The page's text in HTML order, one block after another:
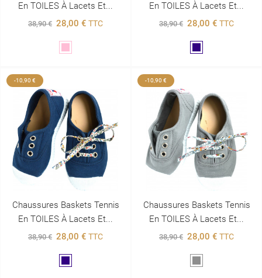
En TOILES À Lacets Et...
38,90 € 28,00 € TTC
En TOILES À Lacets Et...
38,90 € 28,00 € TTC
-10,90 €
Chaussures Baskets Tennis
En TOILES À Lacets Et...
38,90 € 28,00 € TTC
-10,90 €
Chaussures Baskets Tennis
En TOILES À Lacets Et...
38,90 € 28,00 € TTC